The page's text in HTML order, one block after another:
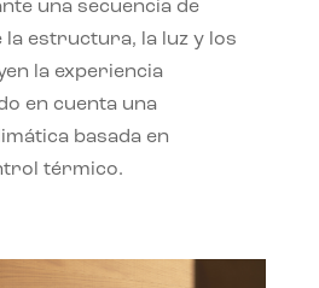
una secuencia de
la estructura, la luz y los
la experiencia
en cuenta una
basada en
térmico.